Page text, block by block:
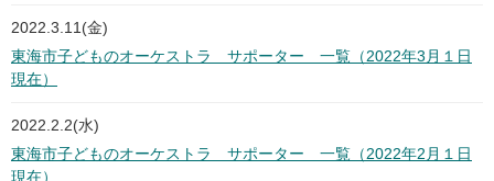
2022.3.11(金)
東海市子どものオーケストラ サポーター 一覧（2022年3月１日
現在）
2022.2.2(水)
東海市子どものオーケストラ サポーター 一覧（2022年2月１日
現在）